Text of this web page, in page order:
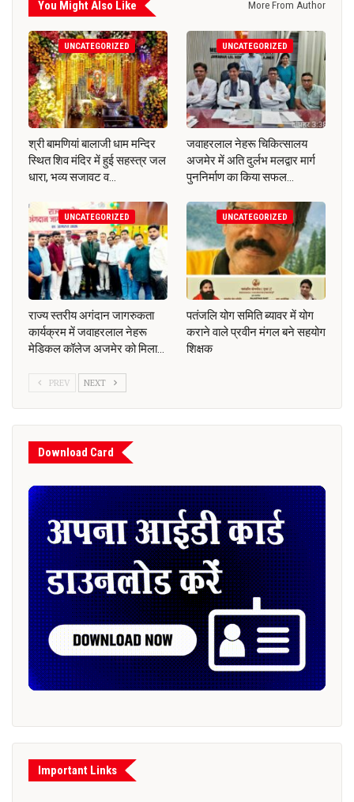
You Might Also Like More From Author
UNCATEGORIZED
श्री बामणियां बालाजी धाम मन्दिर
स्थित शिव मंदिर में हुई सहस्त्र जल
धारा, भव्य सजावट व…
UNCATEGORIZED
जवाहरलाल नेहरू चिकित्सालय
अजमेर में अति दुर्लभ मलद्वार मार्ग
पुननिर्माण का किया सफल…
UNCATEGORIZED
राज्य स्तरीय अगंदान जागरुकता
कार्यक्रम में जवाहरलाल नेहरू
मेडिकल कॉलेज अजमेर को मिला…
UNCATEGORIZED
पतंजलि योग समिति ब्यावर में योग
कराने वाले प्रवीन मंगल बने सहयोग
शिक्षक
PREV NEXT
Download Card
Important Links